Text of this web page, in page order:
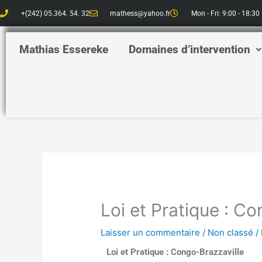
Aller
+(242) 05.364. 54. 32 mathess@yahoo.fr Mon - Fri: 9:00 - 18:30
Mathias Essereke Domaines d’intervention
Loi et Pratique :
Laisser un commentaire / Non classé /
Loi et Pratique : Congo-Brazzaville